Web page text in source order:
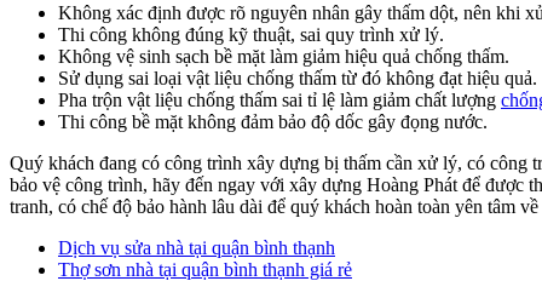
Không xác định được rõ nguyên nhân gây thấm dột, nên khi
Thi công không đúng kỹ thuật, sai quy trình xử lý.
Không vệ sinh sạch bề mặt làm giảm hiệu quả chống thấm.
Sử dụng sai loại vật liệu chống thấm từ đó không đạt hiệu quả.
Pha trộn vật liệu chống thấm sai tỉ lệ làm giảm chất lượng
Thi công bề mặt không đảm bảo độ dốc gây đọng nước.
Quý khách đang có công trình xây dựng bị thấm cần xử lý, có công
bảo vệ công trình, hãy đến ngay với xây dựng Hoàng Phát để được
tranh, có chế độ bảo hành lâu dài để quý khách hoàn toàn yên tâm
Dịch vụ sửa nhà tại quận bình thạnh
Thợ sơn nhà tại quận bình thạnh giá rẻ